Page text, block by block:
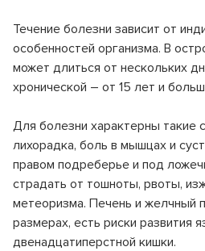
Течение болезни зависит от
особенностей организма. В
может длиться от нескольких
хронической – от 15 лет и
Для болезни характерны такие
лихорадка, боль в мышцах и
правом подреберье и под
страдать от тошноты, рвоты,
метеоризма. Печень и желчный
размерах, есть риски развития
двенадцатиперстной кишки.
Контролирующие органы
Реквизиты
Лицензии и документы
Новости
События
Партнерам
Инфекционное отделение №4
Стационарное лечение инфекционных
Инфекционное отделение №5
Инфекционное отделение №6
Стационарное лечение инфекционных
Инфекционное отделение №7
Стационарное лечение инфекционных
Консультативно-
Коронавирус COVID-19
Оценка качества услуг
Вопросы и ответы
Правила внутреннего распорядка
График приема по личным
Лекарственное обеспечение